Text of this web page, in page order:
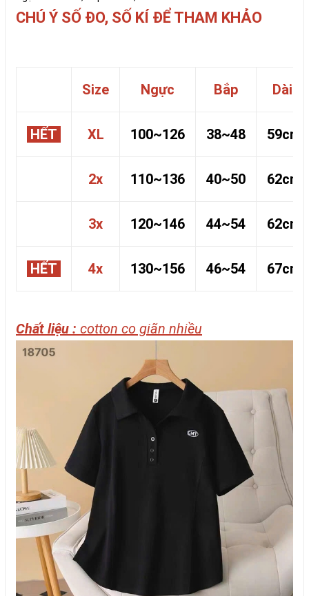
CHÚ Ý SỐ ĐO, SỐ KÍ ĐỂ THAM KHẢO
Size Ngực Bắp Dài
HẾT XL 100~126 38~48 59cm
2x 110~136 40~50 62cm
3x 120~146 44~54 62cm
HẾT 4x 130~156 46~54 67cm
Chất liệu : cotton co giãn nhiều